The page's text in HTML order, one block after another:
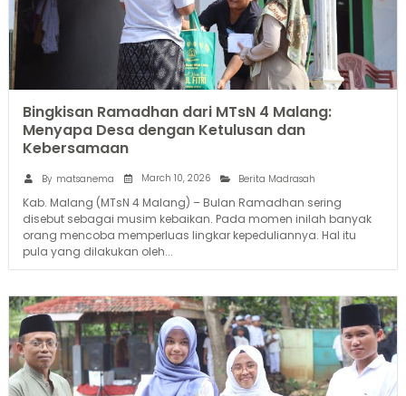
Bingkisan Ramadhan dari MTsN 4 Malang:
Menyapa Desa dengan Ketulusan dan
Kebersamaan
By matsanema March 10, 2026 Berita Madrasah
Kab. Malang (MTsN 4 Malang) – Bulan Ramadhan sering
disebut sebagai musim kebaikan. Pada momen inilah banyak
orang mencoba memperluas lingkar kepeduliannya. Hal itu
pula yang dilakukan oleh...